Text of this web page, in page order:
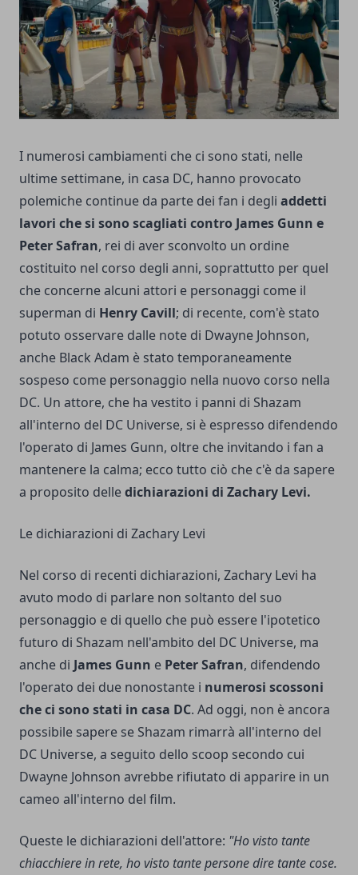
I numerosi cambiamenti che ci sono stati, nelle
ultime settimane, in casa DC, hanno provocato
polemiche continue da parte dei fan i degli addetti
lavori che si sono scagliati contro James Gunn e
Peter Safran, rei di aver sconvolto un ordine
costituito nel corso degli anni, soprattutto per quel
che concerne alcuni attori e personaggi come il
superman di Henry Cavill; di recente, com'è stato
potuto osservare dalle note di Dwayne Johnson,
anche Black Adam è stato temporaneamente
sospeso come personaggio nella nuovo corso nella
DC. Un attore, che ha vestito i panni di Shazam
all'interno del DC Universe, si è espresso difendendo
l'operato di James Gunn, oltre che invitando i fan a
mantenere la calma; ecco tutto ciò che c'è da sapere
a proposito delledichiarazioni di Zachary Levi.
Le dichiarazioni di Zachary Levi
Nel corso di recenti dichiarazioni, Zachary Levi ha
avuto modo di parlare non soltanto del suo
personaggio e di quello che può essere l'ipotetico
futuro di Shazam nell'ambito del DC Universe, ma
anche di James Gunn e Peter Safran, difendendo
l'operato dei due nonostante i numerosi scossoni
che ci sono stati in casa DC. Ad oggi, non è ancora
possibile sapere se Shazam rimarrà all'interno del
DC Universe, a seguito dello scoop secondo cui
Dwayne Johnson avrebbe rifiutato di apparire in un
cameo all'interno del film.
Queste le dichiarazioni dell'attore: "Ho visto tante
chiacchiere in rete, ho visto tante persone dire tante cose.